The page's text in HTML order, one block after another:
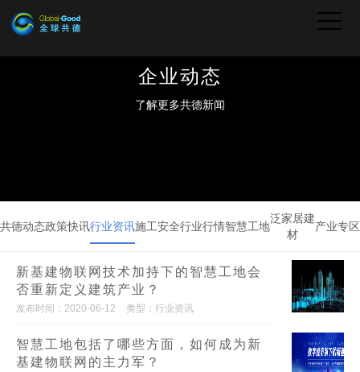
企业动态
了解更多共德新闻
共德动态政策快讯行业资讯施工安全行业行情智慧工地
泛家居建
材
产业专区
新基建物联网技术加持下的智慧工地会
否重新定义建筑产业？
发布时间：2020-06-12 类型：行业资讯
智慧工地包括了哪些方面，如何成为新
基建物联网的主力军？